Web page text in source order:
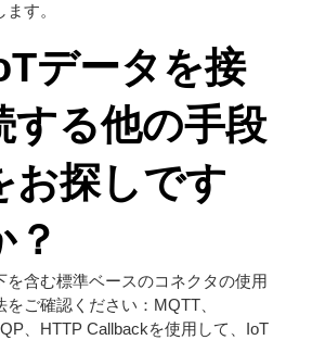
ます。
データを接
する他の手段
お探しです
？
を含む標準ベースのコネクタの使用
をご確認ください：MQTT、
、HTTP Callbackを使用して、IoT